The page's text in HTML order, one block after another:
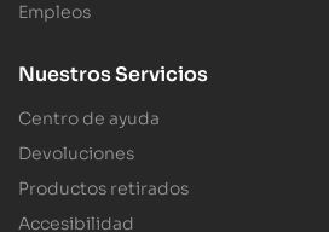
Empleos
Nuestros Servicios
Centro de ayuda
Devoluciones
Productos retirados
Accesibilidad